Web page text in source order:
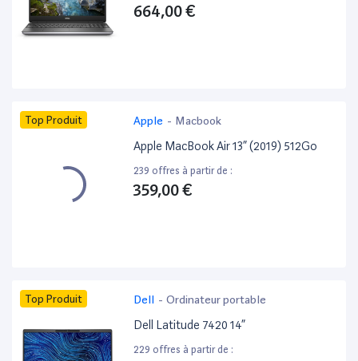
664,00 €
Top Produit Apple - Macbook
Apple MacBook Air 13” (2019) 512Go
239 offres à partir de :
359,00 €
Top Produit Dell - Ordinateur portable
Dell Latitude 7420 14”
229 offres à partir de :